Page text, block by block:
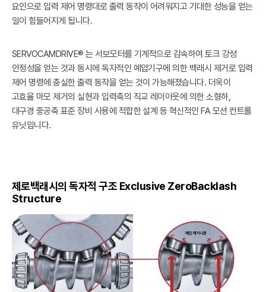
요인으로 입력 제어 명령대로 출력 동작이 어려워지고 기대한 성능을 얻는
일이 힘들어지게 됩니다.
SERVOCAMDRIVE® 는 서보모터를 기계적으로 감속하여 토크 강성
안정성을 얻는 것과 동시에 독자적인 예압기구에 의한 백래시 제거로 입력
제어 명령에 충실한 출력 동작을 얻는 것이 가능해졌습니다. 더욱이
고효율 마모 제거의 실현과 입력축의 직교 레이아웃에 의한 소형하,
대구경 중공축 표준 장비 사용에 적합한 설계 등 혁신적인 FA 모션 컨트롤
유닛입니다.
제로백래시의 독자적 구조 Exclusive ZeroBacklash
Structure